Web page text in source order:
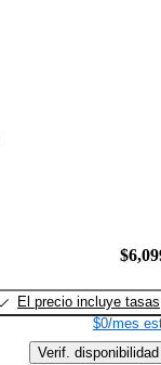
El precio incluye tasas
$0/mes
Verif. disponibilidad